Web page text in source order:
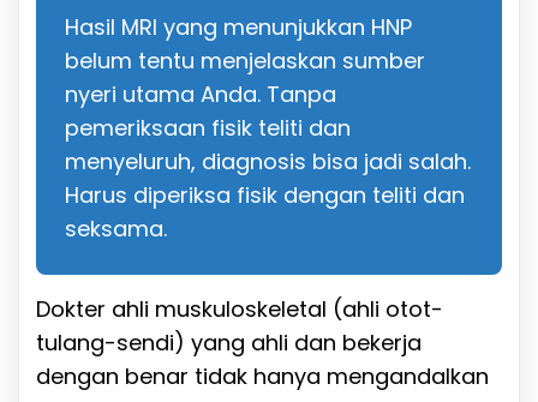
Hasil MRI yang menunjukkan HNP
belum tentu menjelaskan sumber
nyeri utama Anda. Tanpa
pemeriksaan fisik teliti dan
menyeluruh, diagnosis bisa jadi salah.
Harus diperiksa fisik dengan teliti dan
seksama.
Dokter ahli muskuloskeletal (ahli otot-
tulang-sendi) yang ahli dan bekerja
dengan benar tidak hanya mengandalkan